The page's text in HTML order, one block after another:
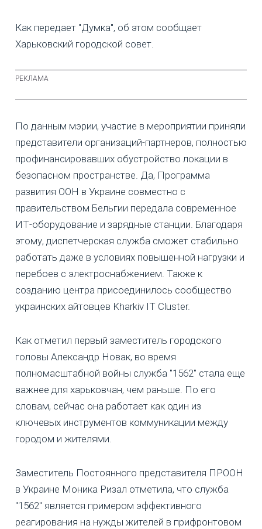
Как передает "Думка", об этом сообщает
Харьковский городской совет.
По данным мэрии, участие в мероприятии приняли
представители организаций-партнеров, полностью
профинансировавших обустройство локации в
безопасном пространстве. Да, Программа
развития ООН в Украине совместно с
правительством Бельгии передала современное
ИТ-оборудование и зарядные станции. Благодаря
этому, диспетчерская служба сможет стабильно
работать даже в условиях повышенной нагрузки и
перебоев с электроснабжением. Также к
созданию центра присоединилось сообщество
украинских айтовцев Kharkiv IT Cluster.
Как отметил первый заместитель городского
головы Александр Новак, во время
полномасштабной войны служба "1562" стала еще
важнее для харьковчан, чем раньше. По его
словам, сейчас она работает как один из
ключевых инструментов коммуникации между
городом и жителями.
Заместитель Постоянного представителя ПРООН
в Украине Моника Ризал отметила, что служба
"1562" является примером эффективного
реагирования на нужды жителей в прифронтовом